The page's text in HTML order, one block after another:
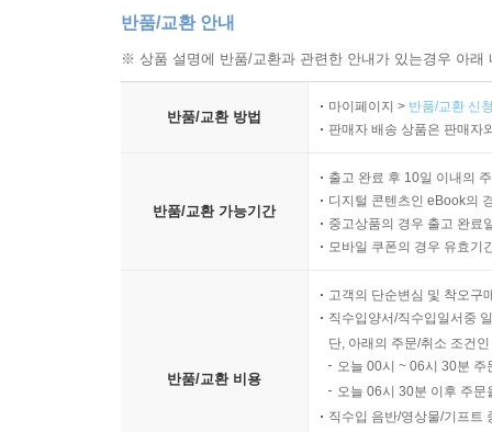
반품/교환 안내
※ 상품 설명에 반품/교환과 관련한 안내가 있는경우 아
반품/교환 방법
마이페이지 > 반품/교환 신
판매자 배송 상품은 판매자
반품/교환 가능기간
출고 완료 후 10일 이내의
디지털 콘텐츠인 eBook의
중고상품의 경우 출고 완료
모바일 쿠폰의 경우 유효기
반품/교환 비용
고객의 단순변심 및 착오구
직수입양서/직수입일서중
단, 아래의 주문/취소 조건
오늘 00시 ~ 06시 30분
오늘 06시 30분 이후 주
직수입 음반/영상물/기프트